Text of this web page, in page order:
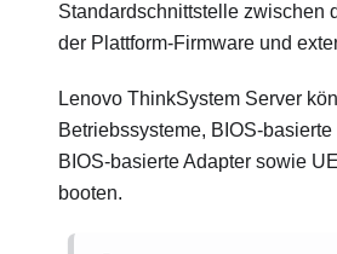
Standardschnittstelle zwischen
der Plattform-Firmware und
Lenovo ThinkSystem Server
Betriebssysteme, BIOS-
BIOS-basierte Adapter sowie
booten.